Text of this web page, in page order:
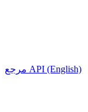
مرجع API (English)